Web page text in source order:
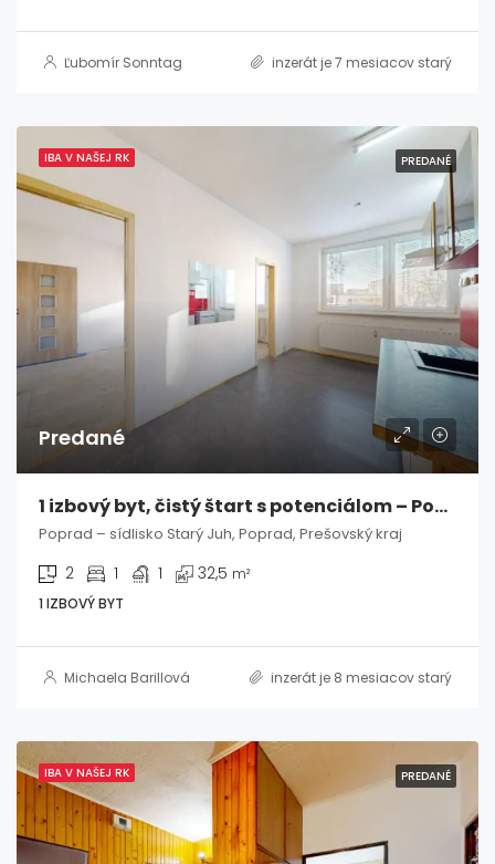
Ľubomír Sonntag inzerát je 7 mesiacov starý
IBA V NAŠEJ RK PREDANÉ
Predané
1 izbový byt, čistý štart s potenciálom – Poprad / Starý Juh
Poprad – sídlisko Starý Juh, Poprad, Prešovský kraj
2 1 1 32,5 m²
1 IZBOVÝ BYT
Michaela Barillová inzerát je 8 mesiacov starý
IBA V NAŠEJ RK PREDANÉ